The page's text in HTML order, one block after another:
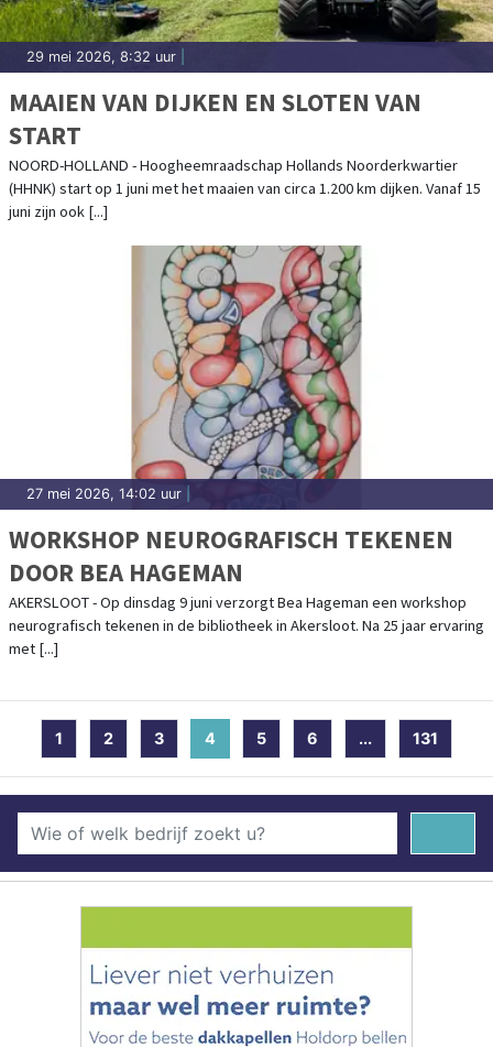
29 mei 2026, 8:32 uur
MAAIEN VAN DIJKEN EN SLOTEN VAN
START
NOORD-HOLLAND - Hoogheemraadschap Hollands Noorderkwartier
(HHNK) start op 1 juni met het maaien van circa 1.200 km dijken. Vanaf 15
juni zijn ook [...]
27 mei 2026, 14:02 uur
WORKSHOP NEUROGRAFISCH TEKENEN
DOOR BEA HAGEMAN
AKERSLOOT - Op dinsdag 9 juni verzorgt Bea Hageman een workshop
neurografisch tekenen in de bibliotheek in Akersloot. Na 25 jaar ervaring
met [...]
1 2 3 4 (current)
5 6 ... 131